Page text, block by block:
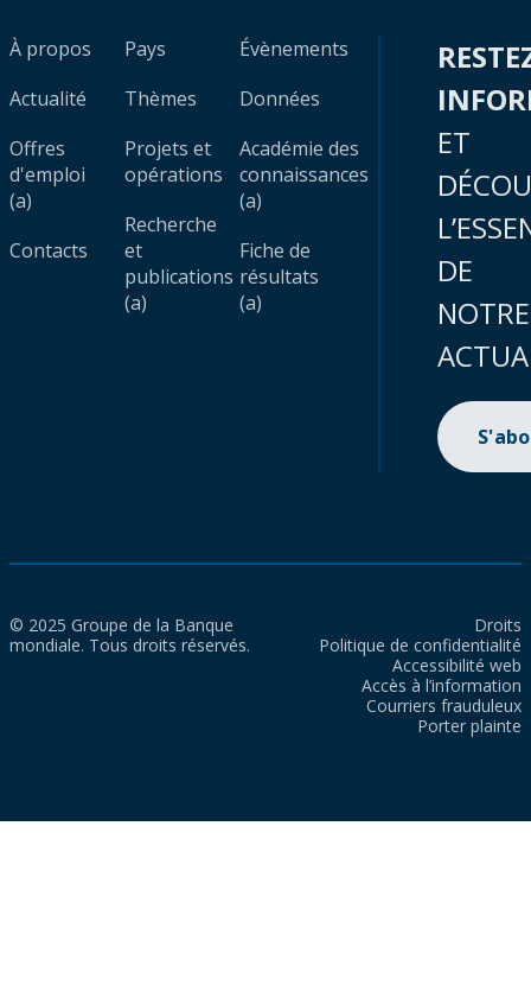
À propos
Actualité
Offres
d'emploi
(a)
Contacts
Pays
Thèmes
Projets et
opérations
Recherche
et
publications
(a)
Évènements
Données
Académie des
connaissances
(a)
Fiche de
résultats
(a)
ET
DE
NOTRE
© 2025 Groupe de la Banque
mondiale. Tous droits réservés.
Droits
Politique de confidentialité
Accessibilité web
Accès à l’information
Courriers frauduleux
Porter plainte